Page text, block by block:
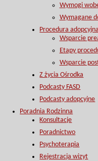
Wymogi
Wymagane
Procedura adopcyjna
Wsparcie
Etapy
Wsparcie
Z życia Ośrodka
Podcasty FASD
Podcasty adopcyjne
Poradnia Rodzinna
Konsultacje
Poradnictwo
Psychoterapia
Rejestracja wizyt